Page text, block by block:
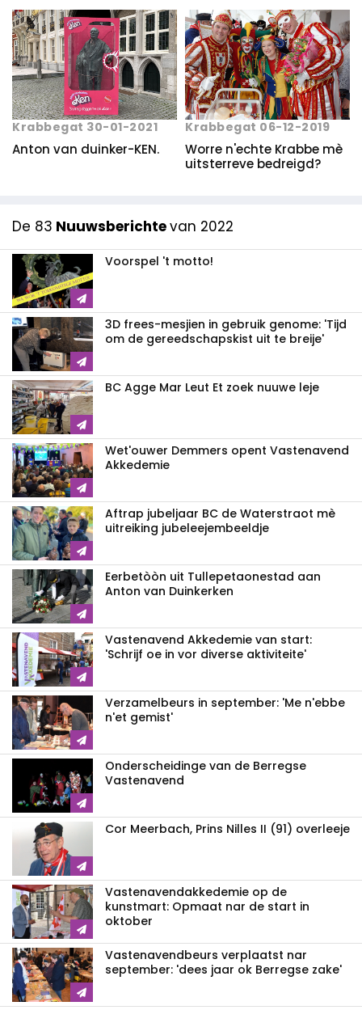
Krabbegat 30-01-2021
Anton van duinker-KEN.
Krabbegat 06-12-2019
Worre n'echte Krabbe mè
uitsterreve bedreigd?
De 83 Nuuwsberichtevan 2022
Voorspel 't motto!
3D frees-mesjien in gebruik genome: 'Tijd
om de gereedschapskist uit te breije'
BC Agge Mar Leut Et zoek nuuwe leje
Wet'ouwer Demmers opent Vastenavend
Akkedemie
Aftrap jubeljaar BC de Waterstraot mè
uitreiking jubeleejembeeldje
Eerbetòòn uit Tullepetaonestad aan
Anton van Duinkerken
Vastenavend Akkedemie van start:
'Schrijf oe in vor diverse aktiviteite'
Verzamelbeurs in september: 'Me n'ebbe
n'et gemist'
Onderscheidinge van de Berregse
Vastenavend
Cor Meerbach, Prins Nilles II (91) overleeje
Vastenavend­akkedemie op de
kunstmart: Opmaat nar de start in
oktober
Vastenavendbeurs verplaatst nar
september: 'dees jaar ok Berregse zake'